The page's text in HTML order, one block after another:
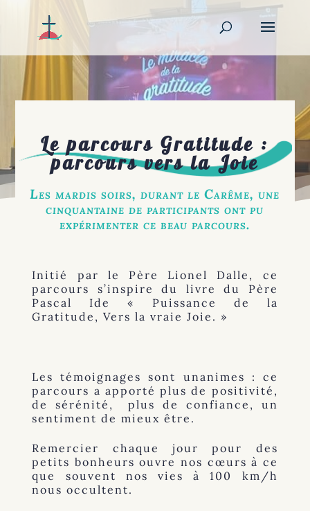
Le parcours Gratitude :
parcours vers la Joie
Les mardis soirs, durant le Carême, une
cinquantaine de participants ont pu
expérimenter ce beau parcours.
Initié par le Père Lionel Dalle, ce
parcours s’inspire du livre du Père
Pascal Ide « Puissance de la
Gratitude, Vers la vraie Joie. »
Les témoignages sont unanimes : ce
parcours a apporté plus de positivité,
de sérénité, plus de confiance, un
sentiment de mieux être.
Remercier chaque jour pour des
petits bonheurs ouvre nos cœurs à ce
que souvent nos vies à 100 km/h
nous occultent.